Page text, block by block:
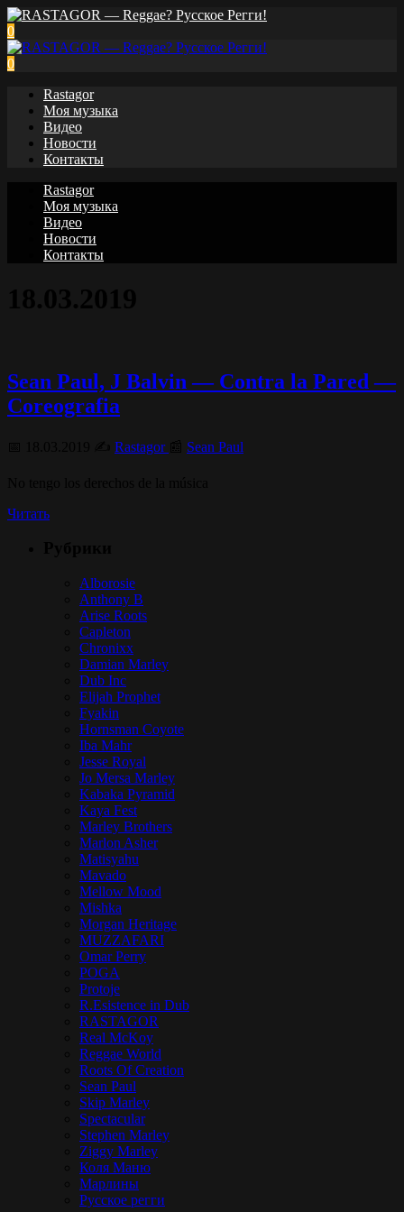
0
0
Rastagor
Моя музыка
Видео
Новости
Контакты
Rastagor
Моя музыка
Видео
Новости
Контакты
Sean Paul, J Balvin — Contra la Pared —
Coreografia
Rastagor Sean Paul
Читать
Alborosie
Anthony B
Arise Roots
Capleton
Chronixx
Damian Marley
Dub Inc
Elijah Prophet
Fyakin
Hornsman Coyote
Iba Mahr
Jesse Royal
Jo Mersa Marley
Kabaka Pyramid
Kaya Fest
Marley Brothers
Marlon Asher
Matisyahu
Mavado
Mellow Mood
Mishka
Morgan Heritage
MUZZAFARI
Omar Perry
POGA
Protoje
R.Esistence in Dub
RASTAGOR
Real McKoy
Reggae World
Roots Of Creation
Sean Paul
Skip Marley
Spectacular
Stephen Marley
Ziggy Marley
Коля Маню
Марлины
Русское регги